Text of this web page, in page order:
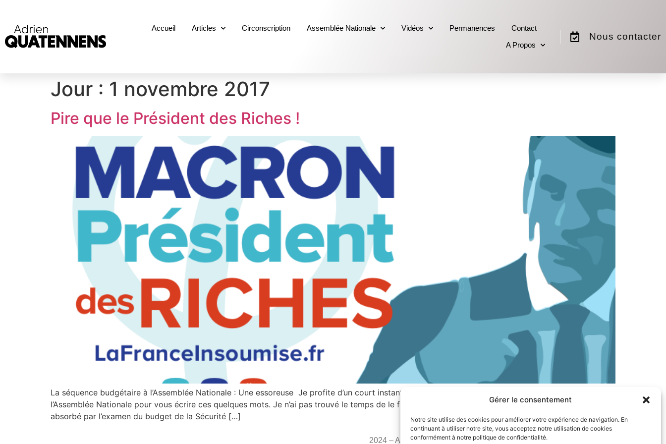
Gérer le consentement
Notre site utilise des cookies pour améliorer votre expérience de navigation. En
continuant à utiliser notre site, vous acceptez notre utilisation de cookies
conformément à notre politique de confidentialité.
Accueil Articles Circonscription Assemblée Nationale Vidéos Permanences
Contact
A Propos
Nous contacter
Jour : 1 novembre 2017
Pire que le Président des Riches !
La séquence budgétaire à l’Assemblée Nationale : Une essoreuse Je profite d’un court instant de répit au beau milieu de la séquence budgétaire à
l’Assemblée Nationale pour vous écrire ces quelques mots. Je n’ai pas trouvé le temps de le faire pendant ces quinze derniers jours, littéralement
absorbé par l’examen du budget de la Sécurité […]
2024 – Adrien Quatennens – Tous droits réservés –